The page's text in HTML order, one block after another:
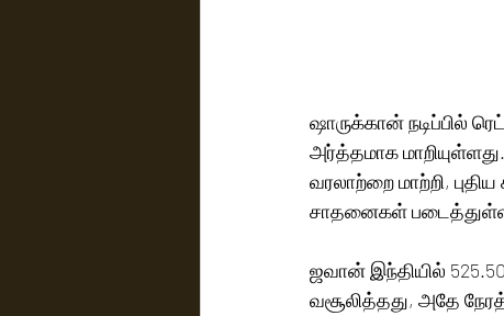
ஷாருக்கான் நடிப்பில்
அர்த்தமாக
வரலாற்றை மாற்றி,
சாதனைகள்
ஜவான் இந்தியில்
வசூலித்தது, அதே